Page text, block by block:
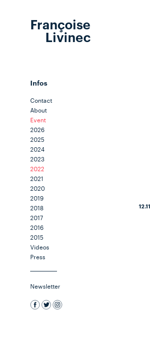
Françoise
Livinec
Infos
Contact
About
Event
2026
2025
2024
2023
2022
2021
2020
2019
2018
2017
2016
2015
Videos
Press
Newsletter